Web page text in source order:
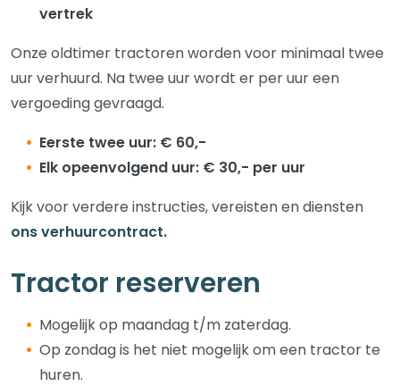
vertrek
Onze oldtimer tractoren worden voor minimaal twee
uur verhuurd. Na twee uur wordt er per uur een
vergoeding gevraagd.
Eerste twee uur: € 60,-
Elk opeenvolgend uur: € 30,- per uur
Kijk voor verdere instructies, vereisten en diensten
ons verhuurcontract.
Tractor reserveren
Mogelijk op maandag t/m zaterdag.
Op zondag is het niet mogelijk om een tractor te
huren.